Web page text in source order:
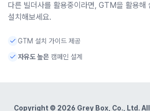
다른 빌더사를 활용중이라면, GTM을 활용해
설치해보세요.
GTM 설치 가이드 제공
자유도 높은 캠페인 설계
Copyright © 2026 Grey Box, Co., Ltd.